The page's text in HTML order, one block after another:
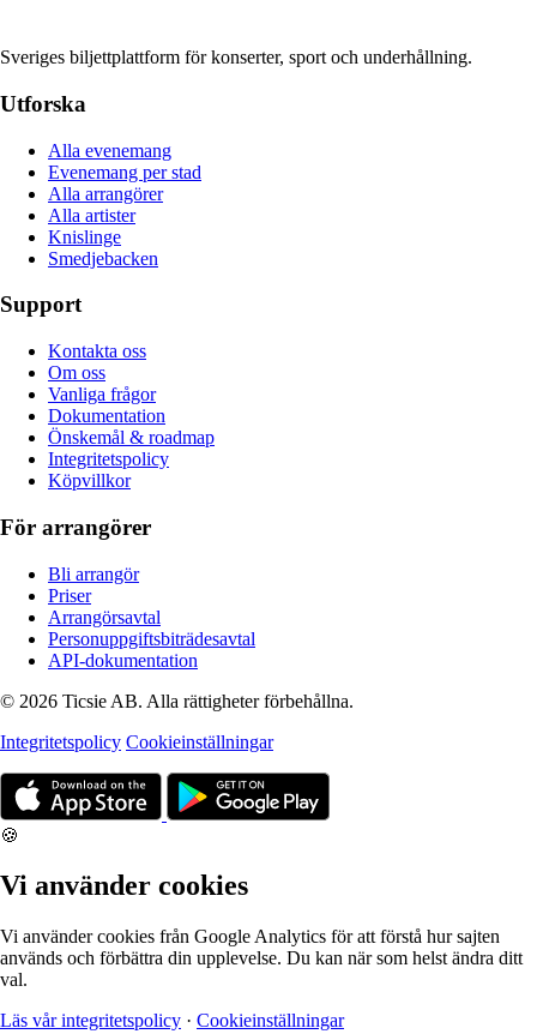
Sveriges biljettplattform för konserter, sport och underhållning.
Utforska
Alla evenemang
Evenemang per stad
Alla arrangörer
Alla artister
Knislinge
Smedjebacken
Support
Kontakta oss
Om oss
Vanliga frågor
Dokumentation
Önskemål & roadmap
Integritetspolicy
Köpvillkor
För arrangörer
Bli arrangör
Priser
Arrangörsavtal
Personuppgiftsbiträdesavtal
API-dokumentation
© 2026 Ticsie AB. Alla rättigheter förbehållna.
Integritetspolicy Cookieinställningar
🍪
Vi använder cookies
Vi använder cookies från Google Analytics för att förstå hur sajten
används och förbättra din upplevelse. Du kan när som helst ändra ditt
val.
Läs vår integritetspolicy · Cookieinställningar